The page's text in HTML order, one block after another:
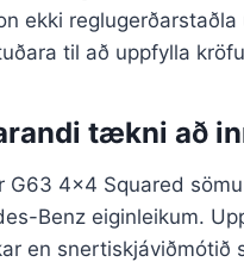
ekki
til að uppfylla
tækni að
G63 4×4 Squared
Benz eiginleikum.
en